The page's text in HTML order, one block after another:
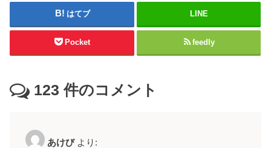
はてブ LINE
Pocket feedly
123 件のコメント
あけび より: